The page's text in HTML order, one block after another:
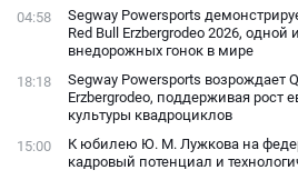
04:58
Segway Powersports
Red Bull Erzbergrodeo 2026,
внедорожных гонок в мире
18:18
Segway Powersports возрождает
Erzbergrodeo, поддерживая рост
культуры квадроциклов
15:00
К юбилею Ю. М. Лужкова на
кадровый потенциал и